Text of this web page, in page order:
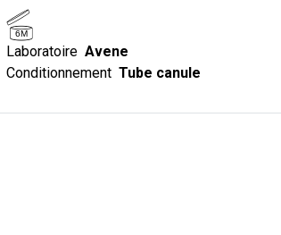
6M
Laboratoire Avene
Conditionnement Tube canule